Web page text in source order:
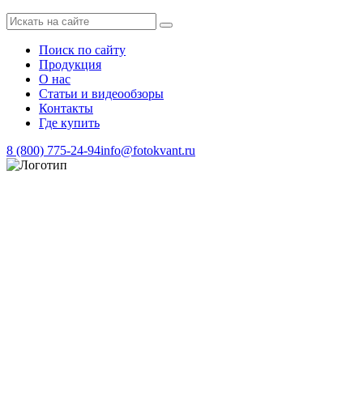
Поиск по сайту
Продукция
О нас
Статьи и видеообзоры
Контакты
Где купить
8 (800) 775-24-94info@fotokvant.ru